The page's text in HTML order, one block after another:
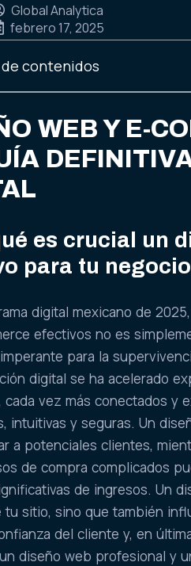
Global Analytica
febrero 17, 2025
de contenidos
WEB Y E-
es crucial un
para tu
digital mexicano de
efectivos no es
para la
digital se ha acelerado
cada vez más conectados y
intuitivas y seguras. Un
a potenciales clientes,
de compra complicados
de ingresos. Un
tu sitio, sino que también
del cliente y, en
diseño web profesional y